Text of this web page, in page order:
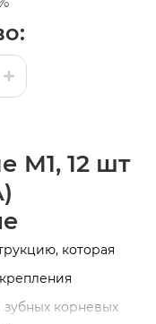
M1, 12 шт
которая
зубных корневых